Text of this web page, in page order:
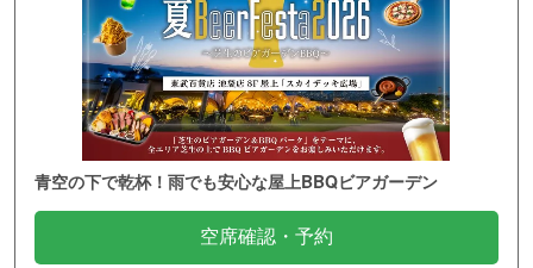
青空の下で乾杯！雨でも安心な屋上BBQビアガーデン
空席確認・予約